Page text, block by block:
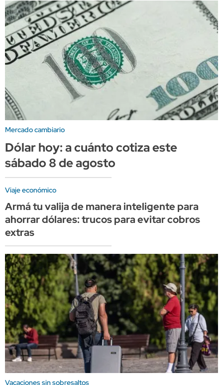
Mercado cambiario
Dólar hoy: a cuánto cotiza este
sábado 8 de agosto
Viaje económico
Armá tu valija de manera inteligente para
ahorrar dólares: trucos para evitar cobros
extras
Vacaciones sin sobresaltos